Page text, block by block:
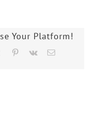
Your Platform!
Tumblr Pinterest
Vk Email